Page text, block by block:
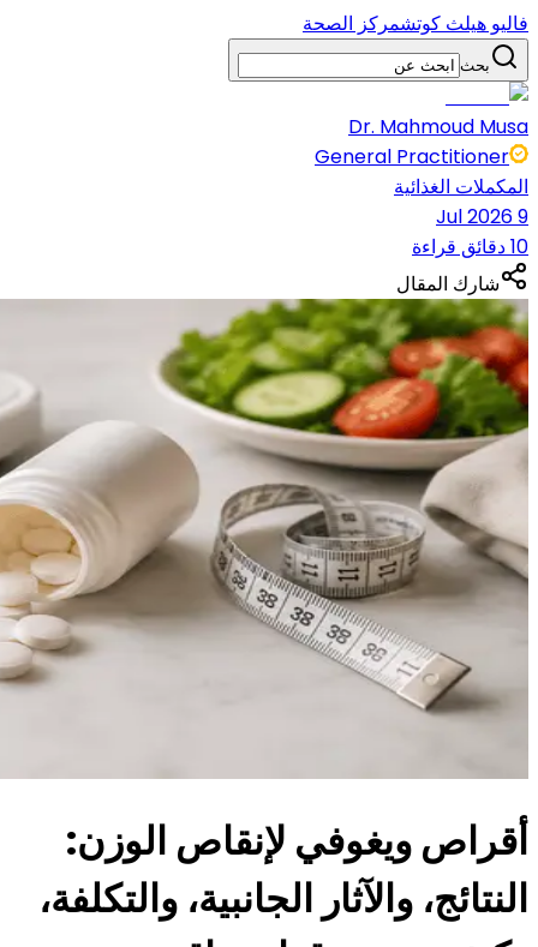
فاليو هيلث كوتشمركز الصحة
بحث
Dr. Mahmoud Musa
General Practitioner
المكملات الغذائية
9 Jul 2026
10 دقائق قراءة
شارك المقال
أقراص ويغوفي لإنقاص الوزن:
النتائج، والآثار الجانبية، والتكلفة،